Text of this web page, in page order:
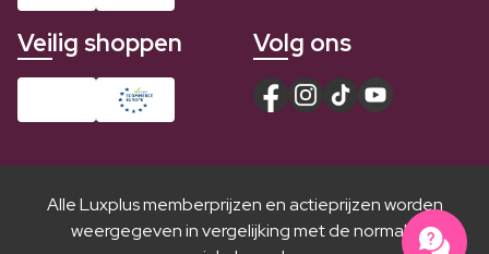
Veilig shoppen Volg ons
Alle Luxplus memberprijzen en actieprijzen worden
weergegeven in vergelijking met de normale